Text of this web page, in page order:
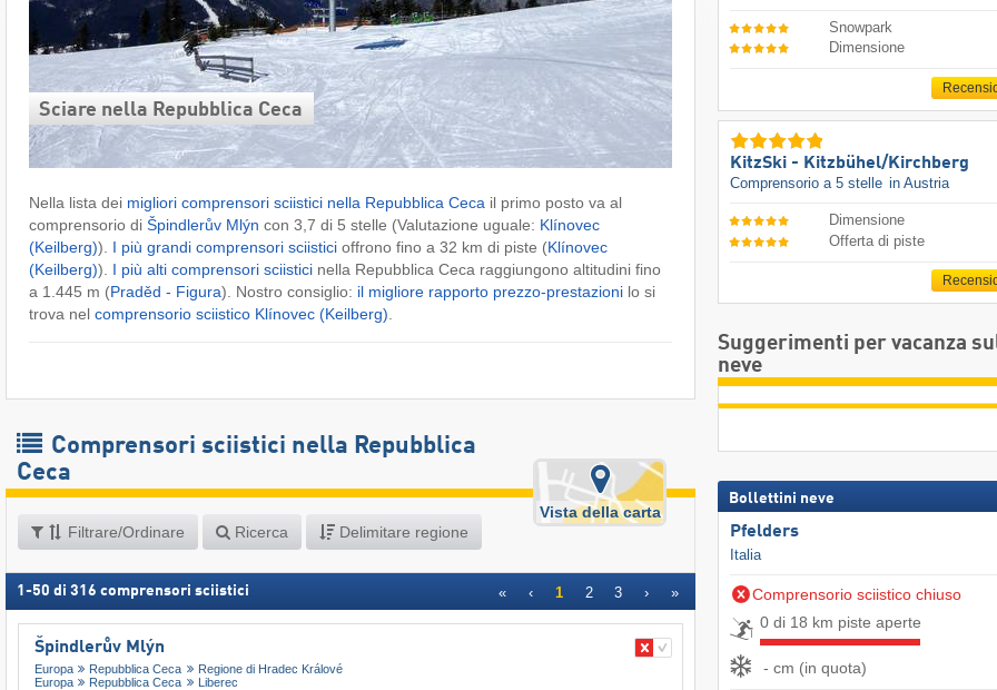
Sciare nella Repubblica Ceca
Nella lista dei migliori comprensori sciistici nella Repubblica Ceca il primo posto va al
comprensorio di Špindlerův Mlýn con 3,7 di 5 stelle (Valutazione uguale: Klínovec
(Keilberg)). I più grandi comprensori sciistici offrono fino a 32 km di piste (Klínovec
(Keilberg)). I più alti comprensori sciistici nella Repubblica Ceca raggiungono altitudini fino
a 1.445 m (Praděd - Figura). Nostro consiglio: il migliore rapporto prezzo-prestazioni lo si
trova nel comprensorio sciistico Klínovec (Keilberg)
Comprensori sciistici nella Repubblica
Ceca
Filtrare/Ordinare Ricerca Delimitare regione
Vista della carta
1 -50 di 316 comprensori sciistici « ‹ 1 2 3 › »
Špindlerův Mlýn
Europa Repubblica Ceca
Regione di Hradec Králové
Europa
Repubblica Ceca Liberec
Snowpark
Dimensione
KitzSki - Kitzbühel/​Kirchberg
Comprensorio a 5 stelle in Austria
Dimensione
Offerta di piste
Suggerimenti per vacanza
neve
Bollettini neve
Pfelders
Italia
Comprensorio sciistico chiuso
0 di 18 km piste aperte
- cm (in quota)